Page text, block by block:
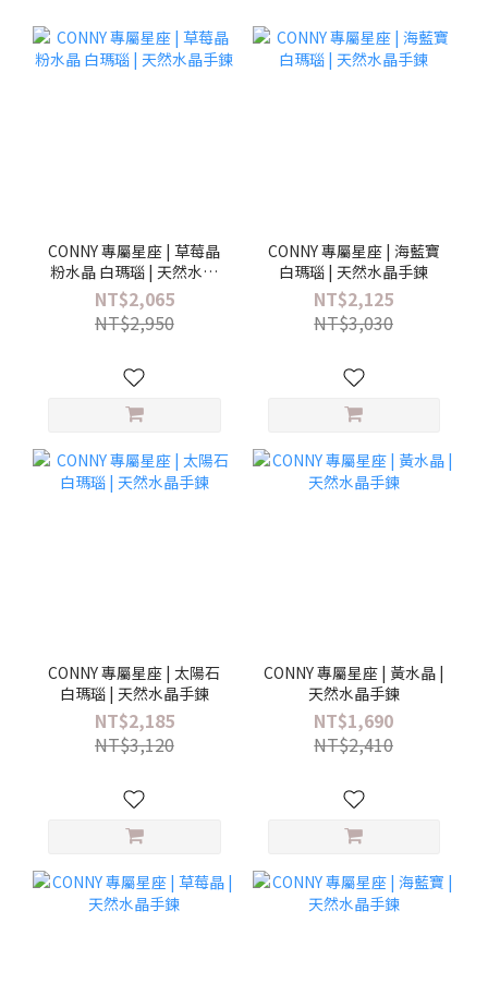
CONNY 專屬星座 | 草莓晶
粉水晶 白瑪瑙 | 天然水晶
手鍊
NT$2,065
NT$2,950
CONNY 專屬星座 | 海藍寶
白瑪瑙 | 天然水晶手鍊
NT$2,125
NT$3,030
CONNY 專屬星座 | 太陽石
白瑪瑙 | 天然水晶手鍊
NT$2,185
NT$3,120
CONNY 專屬星座 | 黃水晶 |
天然水晶手鍊
NT$1,690
NT$2,410